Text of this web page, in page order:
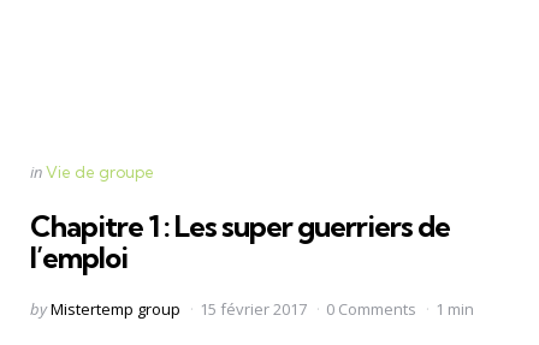
Categories
Posted
inVie de groupe
Chapitre 1 : Les super guerriers de
l’emploi
Posted
byMistertemp group 15 février 2017 0 Comments 1 min